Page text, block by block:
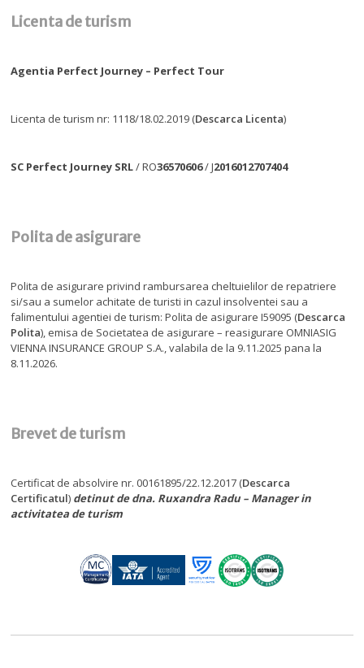
Licenta de turism
Agentia Perfect Journey – Perfect Tour
Licenta de turism nr: 1118/18.02.2019 (Descarca Licenta)
SC Perfect Journey SRL/ RO36570606/ J2016012707404
Polita de asigurare
Polita de asigurare privind rambursarea cheltuielilor de repatriere
si/sau a sumelor achitate de turisti in cazul insolventei sau a
falimentului agentiei de turism: Polita de asigurare I59095 (Descarca
Polita), emisa de Societatea de asigurare – reasigurare OMNIASIG
VIENNA INSURANCE GROUP S.A., valabila de la 9.11.2025 pana la
8.11.2026.
Brevet de turism
Certificat de absolvire nr. 00161895/22.12.2017 (Descarca
Certificatul) detinut de dna. Ruxandra Radu – Manager in
activitatea de turism